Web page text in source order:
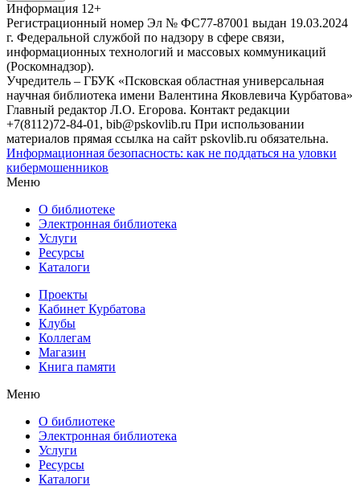
Информация 12+
Регистрационный номер Эл № ФС77-87001 выдан 19.03.2024
г. Федеральной службой по надзору в сфере связи,
информационных технологий и массовых коммуникаций
(Роскомнадзор).
Учредитель – ГБУК «Псковская областная универсальная
научная библиотека имени Валентина Яковлевича Курбатова»
Главный редактор Л.О. Егорова. Контакт редакции
+7(8112)72-84-01, bib@pskovlib.ru При использовании
материалов прямая ссылка на сайт pskovlib.ru обязательна.
Информационная безопасность: как не поддаться на уловки
кибермошенников
Меню
О библиотеке
Электронная библиотека
Услуги
Ресурсы
Каталоги
Проекты
Кабинет Курбатова
Клубы
Коллегам
Магазин
Книга памяти
Меню
О библиотеке
Электронная библиотека
Услуги
Ресурсы
Каталоги